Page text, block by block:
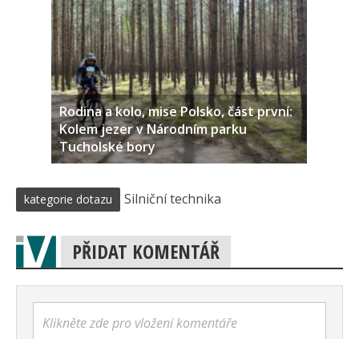
Rodina a kolo, mise Polsko, část první:
Kolem jezer v Národním parku
Tucholské bory
kategorie dotazu Silniční technika
PŘIDAT KOMENTÁŘ
Klikněte zde pro vložení komentáře